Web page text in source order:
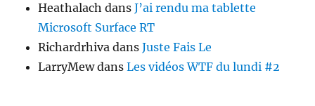
Heathalach dansJ’ai rendu ma tablette
Microsoft Surface RT
Richardrhiva dansJuste Fais Le
LarryMewdansLes vidéos WTF du lundi #2